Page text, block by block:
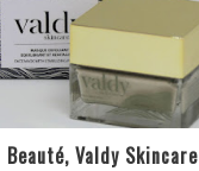
Beauté, Valdy Skincare